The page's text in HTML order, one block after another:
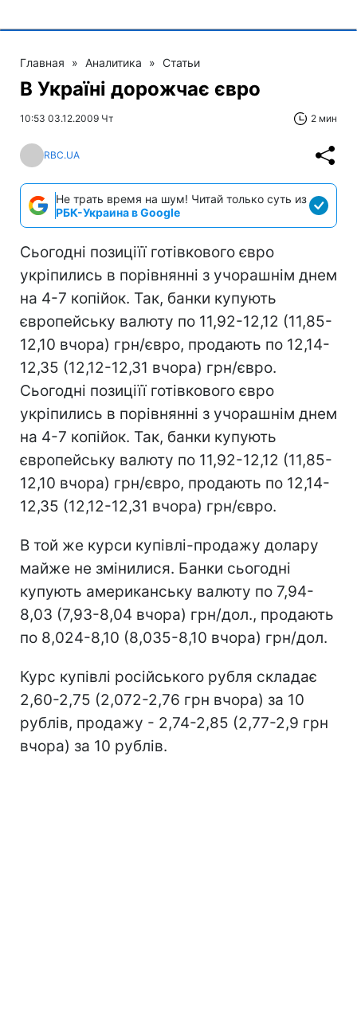
Главная » Аналитика » Статьи
В Україні дорожчає євро
10:53 03.12.2009 Чт 2 мин
RBC.UA
Не трать время на шум! Читай только суть из
РБК-Украина в Google
Сьогодні позиціїї готівкового євро
укріпились в порівнянні з учорашнім днем
на 4-7 копійок. Так, банки купують
європейську валюту по 11,92-12,12 (11,85-
12,10 вчора) грн/євро, продають по 12,14-
12,35 (12,12-12,31 вчора) грн/євро.
Сьогодні позиціїї готівкового євро
укріпились в порівнянні з учорашнім днем
на 4-7 копійок. Так, банки купують
європейську валюту по 11,92-12,12 (11,85-
12,10 вчора) грн/євро, продають по 12,14-
12,35 (12,12-12,31 вчора) грн/євро.
В той же курси купівлі-продажу долару
майже не змінилися. Банки сьогодні
купують американську валюту по 7,94-
8,03 (7,93-8,04 вчора) грн/дол., продають
по 8,024-8,10 (8,035-8,10 вчора) грн/дол.
Курс купівлі російського рубля складає
2,60-2,75 (2,072-2,76 грн вчора) за 10
рублів, продажу - 2,74-2,85 (2,77-2,9 грн
вчора) за 10 рублів.